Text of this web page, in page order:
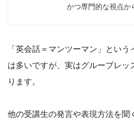
かつ専門的な視点か
「英会話＝マンツーマン」とい
は多いですが、実はグループレッ
ります。
他の受講生の発言や表現方法を聞